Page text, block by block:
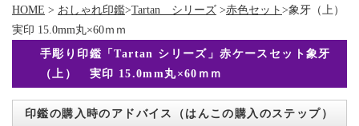
HOME > おしゃれ印鑑>Tartan シリーズ >赤色セット >象牙（上）
実印 15.0mm丸×60ｍｍ
手彫り印鑑「Tartan シリーズ」赤ケースセット象牙
（上） 実印 15.0mm丸×60ｍｍ
印鑑の購入時のアドバイス（はんこの購入のステップ）